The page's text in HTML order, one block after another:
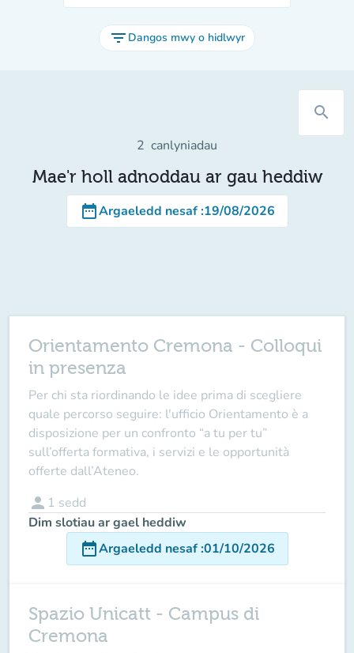
filter_list Dangos mwy o hidlwyr
search
2 canlyniadau
Mae'r holl adnoddau ar gau heddiw
date_rangeArgaeledd nesaf:19/08/2026
Orientamento Cremona - Colloqui
in presenza
Per chi sta riordinando le idee prima di scegliere
quale percorso seguire: l'ufficio Orientamento è a
disposizione per un confronto “a tu per tu”
sull’offerta formativa, i servizi e le opportunità
offerte dall’Ateneo.
person 1 sedd
Dim slotiau ar gael heddiw
date_rangeArgaeledd nesaf:01/10/2026
Spazio Unicatt - Campus di
Cremona